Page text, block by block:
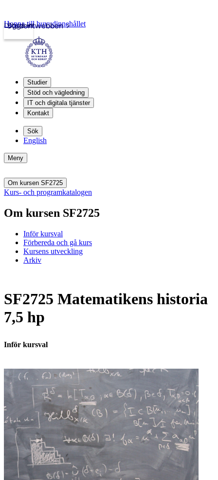
Studentwebben
Logga in
Hoppa till huvudinnehållet
Studier
Stöd och vägledning
IT och digitala tjänster
Kontakt
Sök
English
Meny
Om kursen SF2725
Kurs- och programkatalogen
Om kursen SF2725
Inför kursval
Förbereda och gå kurs
Kursens utveckling
Arkiv
SF2725 Matematikens historia
7,5 hp
Inför kursval